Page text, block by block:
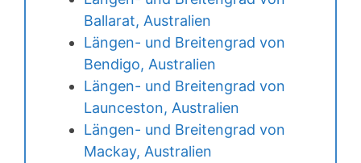
Ballarat, Australien
Längen- und Breitengrad von
Bendigo, Australien
Längen- und Breitengrad von
Launceston, Australien
Längen- und Breitengrad von
Mackay, Australien